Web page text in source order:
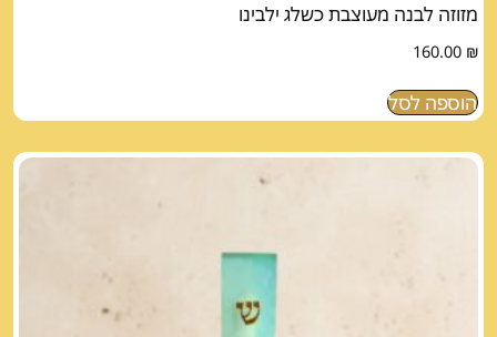
מזוזה לבנה מעוצבת כשלג ילבינו
160.00 ₪
הוספה לסל